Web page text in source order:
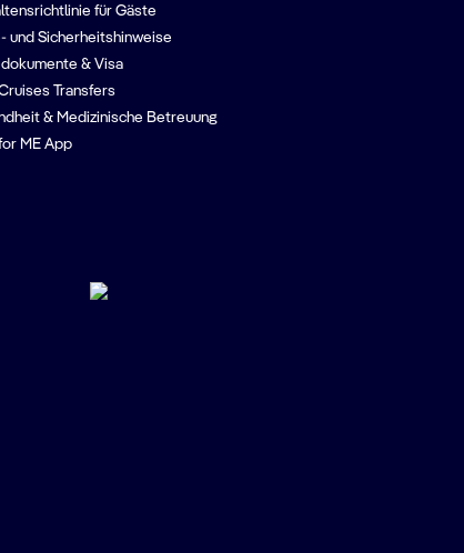
für Gäste
und Sicherheitshinweise
& Visa
Transfers
& Medizinische Betreuung
ME App